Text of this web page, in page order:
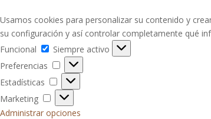
Usamos cookies para personalizar su contenido y
su configuración y así controlar completamente qué
Funcional
Funcional
Siempre activo
Preferencias
Preferencias
Estadísticas
Estadísticas
Marketing
Marketing
Administrar opciones